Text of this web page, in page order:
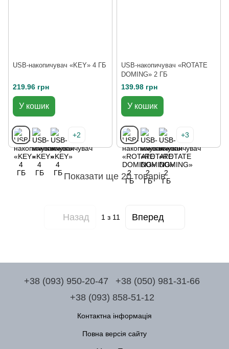
USB-накопичувач «KEY» 4 ГБ
219.96 грн
У кошик
+2
USB-накопичувач «ROTATE
DOMING» 2 ГБ
139.98 грн
У кошик
+3
Показати ще 20 товарів
Назад 1 з 11 Вперед
+38 (093) 950-20-47
+38 (050) 981-31-66
+38 (093) 858-51-12
Контактна інформація
Повна версія сайту